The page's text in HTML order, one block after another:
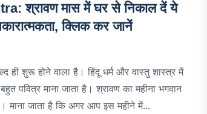
श्रावण मास में घर से निकाल दें ये
क्लिक कर जानें
ही शुरू होने वाला है। हिंदू धर्म और वास्तु शास्त्र में
पवित्र माना जाता है। श्रावण का महीना भगवान
माना जाता है कि अगर आप इस महीने में...